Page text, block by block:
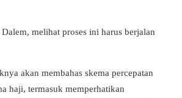
melihat proses ini harus berjalan
akan membahas skema percepatan
haji, termasuk memperhatikan